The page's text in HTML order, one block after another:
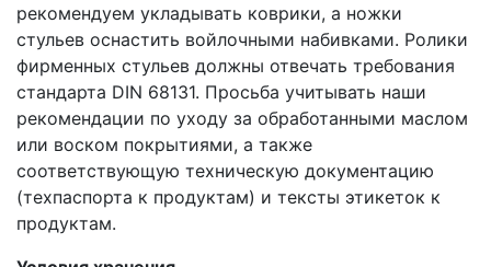
рекомендуем укладывать коврики, а ножки
стульев оснастить войлочными набивками. Ролики
фирменных стульев должны отвечать требования
стандарта DIN 68131. Просьба учитывать наши
рекомендации по уходу за обработанными маслом
или воском покрытиями, а также
соответствующую техническую документацию
(техпаспорта к продуктам) и тексты этикеток к
продуктам.